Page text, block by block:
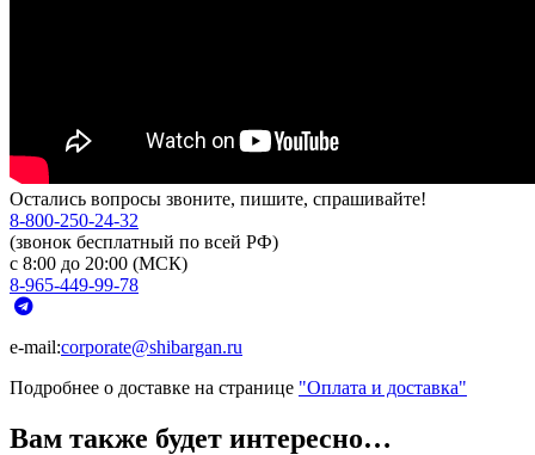
Остались вопросы звоните, пишите, спрашивайте!
8-800-250-24-32
(звонок бесплатный по всей РФ)
с 8:00 до 20:00 (МСК)
8-965-449-99-78
e-mail:corporate@shibargan.ru
Подробнее о доставке на странице "Оплата и доставка"
Вам также будет интересно…